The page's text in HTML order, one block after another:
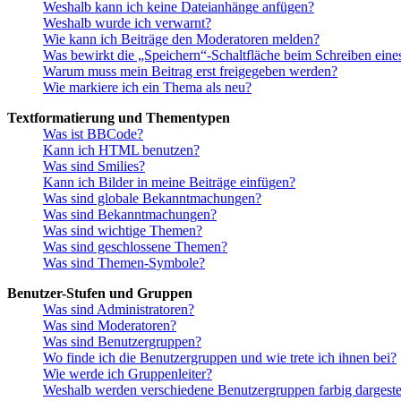
Weshalb kann ich keine Dateianhänge anfügen?
Weshalb wurde ich verwarnt?
Wie kann ich Beiträge den Moderatoren melden?
Was bewirkt die „Speichern“-Schaltfläche beim Schreiben
Warum muss mein Beitrag erst freigegeben werden?
Wie markiere ich ein Thema als neu?
Textformatierung und Thementypen
Was ist BBCode?
Kann ich HTML benutzen?
Was sind Smilies?
Kann ich Bilder in meine Beiträge einfügen?
Was sind globale Bekanntmachungen?
Was sind Bekanntmachungen?
Was sind wichtige Themen?
Was sind geschlossene Themen?
Was sind Themen-Symbole?
Benutzer-Stufen und Gruppen
Was sind Administratoren?
Was sind Moderatoren?
Was sind Benutzergruppen?
Wo finde ich die Benutzergruppen und wie trete ich ihnen bei?
Wie werde ich Gruppenleiter?
Weshalb werden verschiedene Benutzergruppen farbig